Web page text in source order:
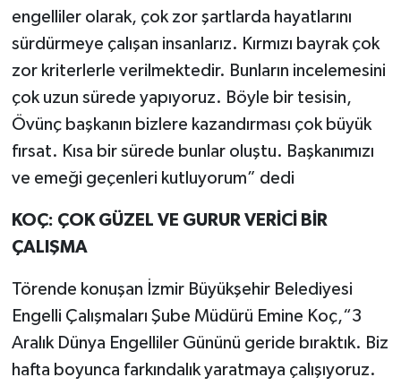
engelliler olarak, çok zor şartlarda hayatlarını
sürdürmeye çalışan insanlarız. Kırmızı bayrak çok
zor kriterlerle verilmektedir. Bunların incelemesini
çok uzun sürede yapıyoruz. Böyle bir tesisin,
Övünç başkanın bizlere kazandırması çok büyük
fırsat. Kısa bir sürede bunlar oluştu. Başkanımızı
ve emeği geçenleri kutluyorum” dedi
KOÇ: ÇOK GÜZEL VE GURUR VERİCİ BİR
ÇALIŞMA
Törende konuşan İzmir Büyükşehir Belediyesi
Engelli Çalışmaları Şube Müdürü Emine Koç,“3
Aralık Dünya Engelliler Gününü geride bıraktık. Biz
hafta boyunca farkındalık yaratmaya çalışıyoruz.